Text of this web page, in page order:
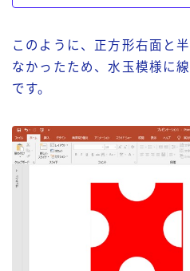
このように、正方形右面と
なかったため、水玉模様に
です。